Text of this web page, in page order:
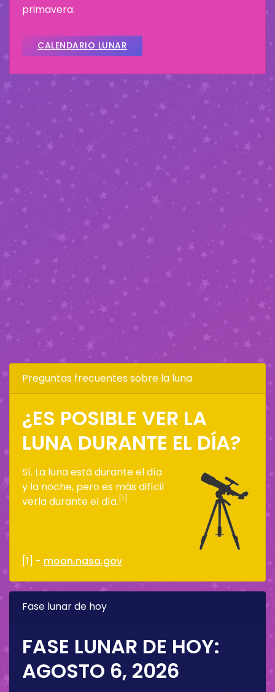
primavera.
CALENDARIO LUNAR
Preguntas frecuentes sobre la luna
¿ES POSIBLE VER LA
LUNA DURANTE EL DÍA?
Sí. La luna está durante el día
y la noche, pero es más difícil
verla durante el día. [1]
[1] - moon.nasa.gov
Fase lunar de hoy
FASE LUNAR DE HOY:
AGOSTO 6, 2026